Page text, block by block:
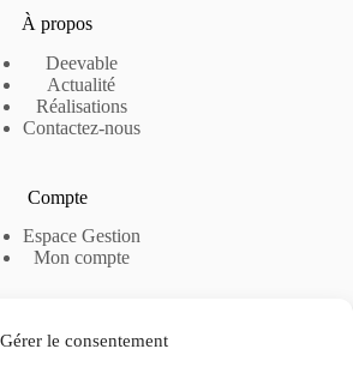
Gérer le consentement
À propos
Deevable
Actualité
Réalisations
Contactez-nous
Compte
Espace Gestion
Mon compte